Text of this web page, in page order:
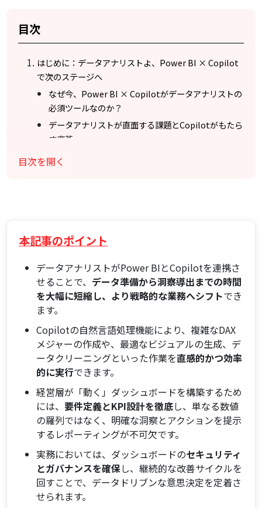
目次
はじめに：データアナリストよ、Power BI × Copilot
で次のステージへ
なぜ今、Power BI × Copilotがデータアナリストの
必須ツールなのか？
データアナリストが直面する課題とCopilotがもたら
す変革
本ガイドで習得する実践的なスキルと経営ダッシュ
ボード構築のロードマップ
Copilot for Power BIとは？ AIによるデータ分析の
革新機能
両者の連携がデータアナリストの業務効率とアウト
プットをどう変えるか
経営ダッシュボード構築前の準備：Copilotを活用した
データ準備と加工
データソースの接続とPower BIへの取り込み（実践
ステップ）
Copilotによるデータクリーニングと変換作業の自動
化
高度なデータモデリングとDAXメジャーの効率的な
作成術
実践！Power BI × Copilotで経営ダッシュボードを作
るステップ
経営課題を明確にする要件定義とKPIの設計
Copilotを活用した効果的な視覚化（グラフ・チャー
ト）の自動生成
複数ページにわたるレポート作成とレイアウト設計
目次を開く
本記事のポイント
データアナリストがPower BIとCopilotを連携さ
せることで、 データ準備から洞察導出までの時間
を大幅に短縮し、より戦略的な業務へシフトでき
ます。
Copilotの自然言語処理機能により、複雑なDAX
メジャーの作成や、最適なビジュアルの生成、デ
ータクリーニングといった作業を直感的かつ効率
的に実行できます。
経営層が「動く」ダッシュボードを構築するため
には、 要件定義とKPI設計を徹底し、単なる数値
の羅列ではなく、明確な洞察とアクションを提示
するレポーティングが不可欠です。
実務においては、ダッシュボードのセキュリティ
とガバナンスを確保し、継続的な改善サイクルを
回すことで、データドリブンな意思決定を定着さ
せられます。